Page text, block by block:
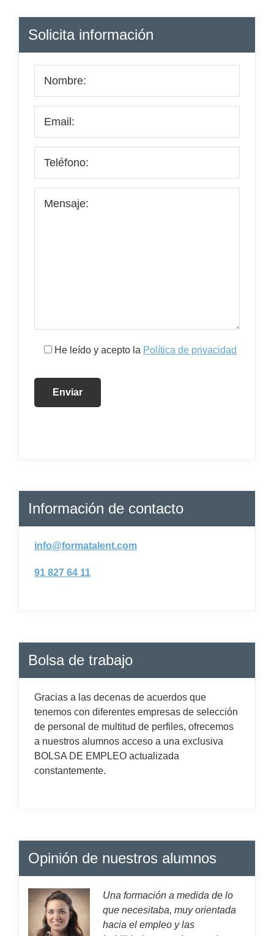
Barra
lateral
principal
Solicita información
He leído y acepto la Política de privacidad
Información de contacto
info@formatalent.com
91 827 64 11
Bolsa de trabajo
Gracias a las decenas de acuerdos que
tenemos con diferentes empresas de selección
de personal de multitud de perfiles, ofrecemos
a nuestros alumnos acceso a una exclusiva
BOLSA DE EMPLEO actualizada
constantemente.
Opinión de nuestros alumnos
Una formación a medida de lo
que necesitaba, muy orientada
hacia el empleo y las